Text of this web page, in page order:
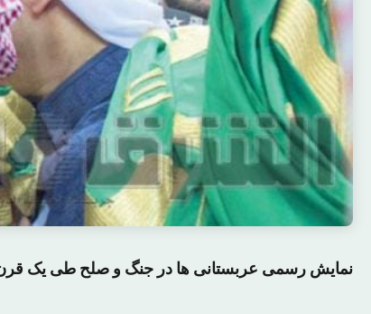
نمایش رسمی عربستانی ها در جنگ و صلح طی یک